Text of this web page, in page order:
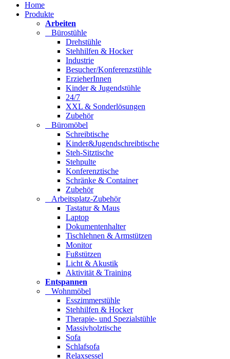
Home
Produkte
Arbeiten
Bürostühle
Drehstühle
Stehhilfen & Hocker
Industrie
Besucher/Konferenzstühle
ErzieherInnen
Kinder & Jugendstühle
24/7
XXL & Sonderlösungen
Zubehör
Büromöbel
Schreibtische
Kinder&Jugendschreibtische
Steh-Sitztische
Stehpulte
Konferenztische
Schränke & Container
Zubehör
Arbeitsplatz-Zubehör
Tastatur & Maus
Laptop
Dokumentenhalter
Tischlehnen & Armstützen
Monitor
Fußstützen
Licht & Akustik
Aktivität & Training
Entspannen
Wohnmöbel
Esszimmerstühle
Stehhilfen & Hocker
Therapie- und Spezialstühle
Massivholztische
Sofa
Schlafsofa
Relaxsessel